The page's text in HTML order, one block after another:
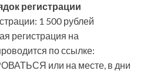
регистрации
1 500 рублей
регистрация на
по ссылке:
или на месте, в дни